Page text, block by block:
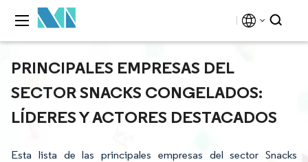
PRINCIPALES EMPRESAS DEL
SECTOR SNACKS CONGELADOS:
LÍDERES Y ACTORES DESTACADOS
Esta lista de las principales empresas del sector Snacks